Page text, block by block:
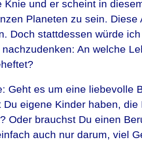
und er scheint in
Planeten zu sein. Diese
Doch stattdessen würde
An welche
Geht es um eine liebevolle
eigene Kinder haben,
Oder brauchst Du einen
auch nur darum, viel